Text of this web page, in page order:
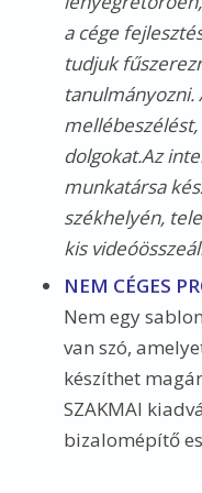
a cége
tudjuk
dolgokat.Az
munkatársa
székhelyén,
kis
NEM CÉGES
Nem egy
van szó,
készíthet
SZAKMAI
bizalomépítő